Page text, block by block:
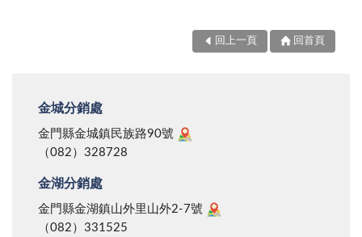
則，避免利用法律漏洞排除共同創辦人的權益。 「眾
權策略，以確保自身權益不受侵害。同時，法律制度也
應持續完善，以因應新時代的創作模式，確保智慧財產
權的公正與合理性。
中，若需要使用家中的錢，還得看丈夫的臉色。 這樣
力，而是因為她們選擇為家庭付出。然而，這樣的犧牲
卻沒有相應的回報，甚至還要面對「妳的錢花到哪裡去
了？之前不是才給妳多少錢嗎？」的質疑，這不啻是一
全天候待命的管家、廚師、保姆、心理輔導員與教師，
那麼這樣的薪資應該是多少？然而，當這些角色集於家
要手作的科目，卻興趣缺缺，常常擺爛不做，經常要老
師三催四請，才勉強交出作業湊數。 某節家政課，老
每個人要帶來的食材，從家裡帶來、請家長購買或學生
工作。承昀最討厭這種麻煩事了，從頭到尾不參與討
請承昀攜帶若干食材，屆時極可能會沒帶或帶錯，例如
有一次，家政課上食農教育，老師交代他們下次帶自製
回上一頁 回首頁
金城分銷處
金門縣金城鎮民族路90號
（082）328728
金湖分銷處
金門縣金湖鎮山外里山外2-7號
（082）331525